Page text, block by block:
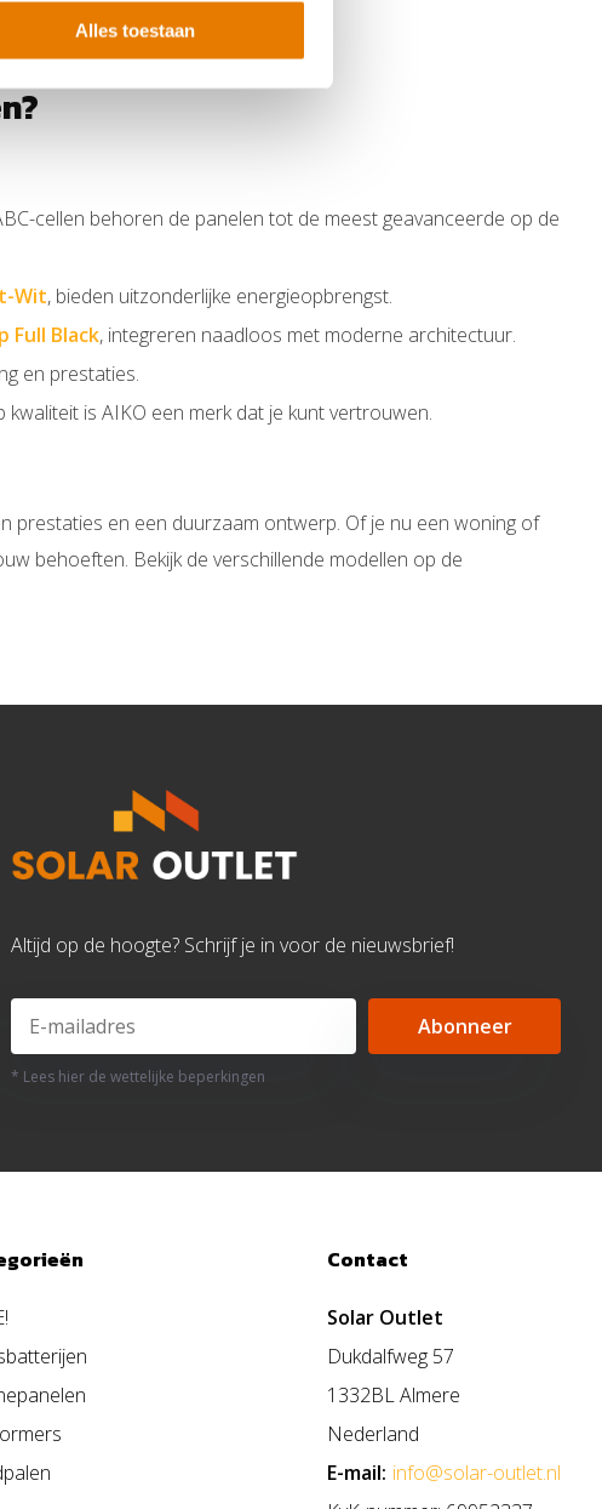
Alles toestaan
cellen behoren de panelen tot de meest geavanceerde op de
Wit, bieden uitzonderlijke energieopbrengst.
Full Black, integreren naadloos met moderne architectuur.
en prestaties.
is AIKO een merk dat je kunt vertrouwen.
prestaties en een duurzaam ontwerp. Of je nu een woning of
behoeften. Bekijk de verschillende modellen op de
Altijd op de hoogte? Schrijf je in voor de nieuwsbrief!
Abonneer
* Lees hier de wettelijke beperkingen
Contact
Solar Outlet
Dukdalfweg 57
1332BL Almere
Nederland
E-mail: info@solar-outlet.nl